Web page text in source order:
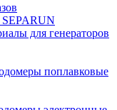
SEPARUN
для генераторов
поплавковые